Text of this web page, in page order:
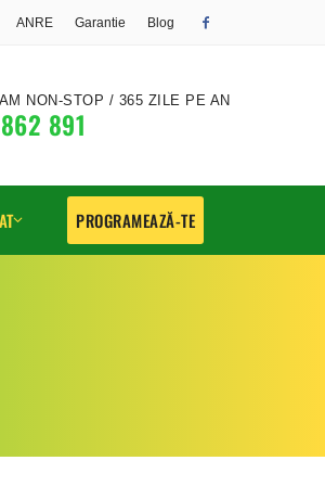
ANRE Garantie Blog
NON-STOP / 365 ZILE PE AN
891
Sector 3
PROGRAMEAZĂ-TE